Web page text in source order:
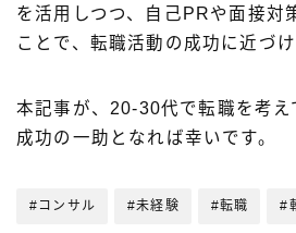
を活用しつつ、自己PRや面接対
ことで、転職活動の成功に近づけ
本記事が、20-30代で転職を考え
成功の一助となれば幸いです。
#コンサル #未経験 #転職 #